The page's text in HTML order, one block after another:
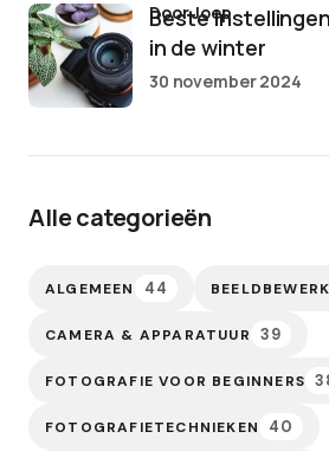
Beste
in de winter
door Joep
30 november 2024
Alle categorieën
ALGEMEEN 44
CAMERA & APPARATUUR 39
FOTOGRAFIE VOOR BEGINNERS
FOTOGRAFIETECHNIEKEN 40